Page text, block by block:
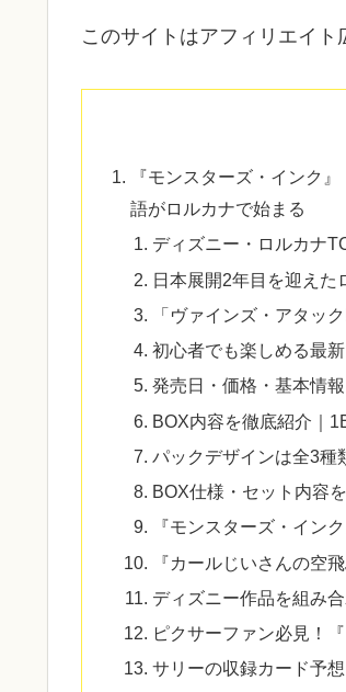
このサイトはアフィリエイ
『モンスターズ・インク
語がロルカナで始まる
ディズニー・ロルカナ
日本展開2年目を迎えた
「ヴァインズ・アタッ
初心者でも楽しめる最
発売日・価格・基本情
BOX内容を徹底紹介｜
パックデザインは全3種
BOX仕様・セット内容
『モンスターズ・イン
『カールじいさんの空
ディズニー作品を組み
ピクサーファン必見！
サリーの収録カード予